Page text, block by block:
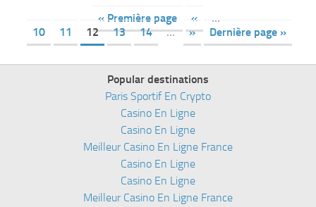
« Première page «
…
10
11 12 13 14 … » Dernière page »
Popular destinations
Paris Sportif En Crypto
Casino En Ligne
Casino En Ligne
Meilleur Casino En Ligne France
Casino En Ligne
Casino En Ligne
Meilleur Casino En Ligne France